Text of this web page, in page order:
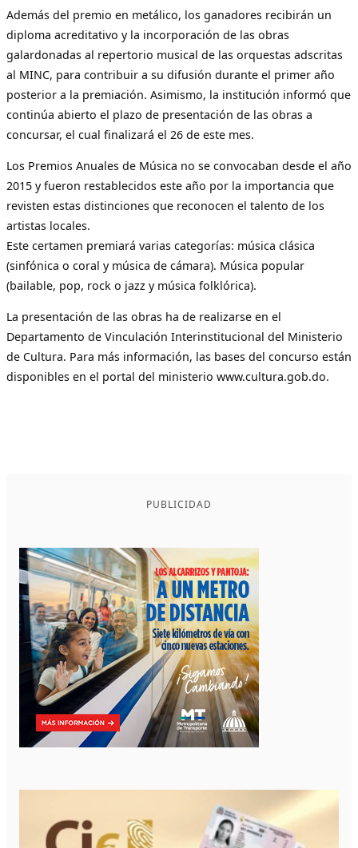
Además del premio en metálico, los ganadores recibirán un
diploma acreditativo y la incorporación de las obras
galardonadas al repertorio musical de las orquestas adscritas
al MINC, para contribuir a su difusión durante el primer año
posterior a la premiación. Asimismo, la institución informó que
continúa abierto el plazo de presentación de las obras a
concursar, el cual finalizará el 26 de este mes.
Los Premios Anuales de Música no se convocaban desde el año
2015 y fueron restablecidos este año por la importancia que
revisten estas distinciones que reconocen el talento de los
artistas locales.
Este certamen premiará varias categorías: música clásica
(sinfónica o coral y música de cámara). Música popular
(bailable, pop, rock o jazz y música folklórica).
La presentación de las obras ha de realizarse en el
Departamento de Vinculación Interinstitucional del Ministerio
de Cultura. Para más información, las bases del concurso están
disponibles en el portal del ministerio www.cultura.gob.do.
PUBLICIDAD